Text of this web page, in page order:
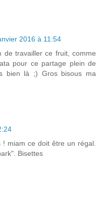
2016 à 11:54
travailler ce fruit, comme
pour ce partage plein de
bien là ;) Gros bisous ma
miam ce doit être un régal.
Bisettes